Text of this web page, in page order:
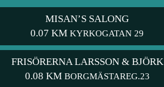
MISAN’S SALONG
0.07 KM KYRKOGATAN 29
FRISÖRERNA LARSSON & BJÖRK
0.08 KM BORGMÄSTAREG.23